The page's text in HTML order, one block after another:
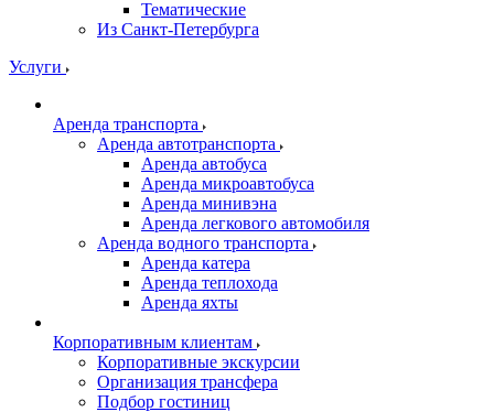
Тематические
Из Санкт-Петербурга
Услуги
Аренда транспорта
Аренда автотранспорта
Аренда автобуса
Аренда микроавтобуса
Аренда минивэна
Аренда легкового автомобиля
Аренда водного транспорта
Аренда катера
Аренда теплохода
Аренда яхты
Корпоративным клиентам
Корпоративные экскурсии
Организация трансфера
Подбор гостиниц